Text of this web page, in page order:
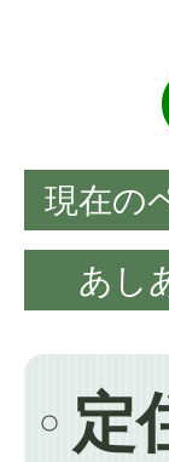
現在の
あし
定